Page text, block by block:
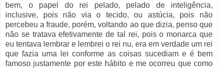
bem, o papel do rei pelado, pelado de inteligência,
inclusive, pois não via o tecido, ou astúcia, pois não
percebeu a fraude, porém, voltando ao que dizia, penso que
não se tratava efetivamente de tal rei, pois o monarca que
eu tentava lembrar e lembrei o rei nu, era em verdade um rei
que fazia uma lei conforme as coisas sucediam e é bem
famoso justamente por este hábito e me ocorreu que como